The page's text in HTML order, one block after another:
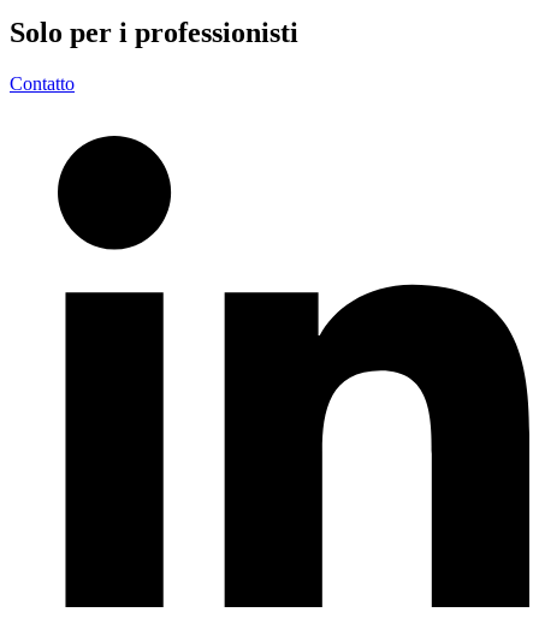
Solo per i professionisti
Contatto